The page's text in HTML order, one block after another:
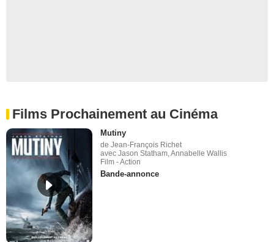
Films Prochainement au Cinéma
Mutiny
de Jean-François Richet
avec Jason Statham, Annabelle Wallis
Film - Action
Bande-annonce